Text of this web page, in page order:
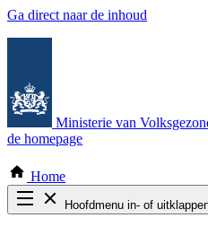
Ga direct naar de inhoud
Ministerie van
de homepage
Home
Hoofdmenu in- of